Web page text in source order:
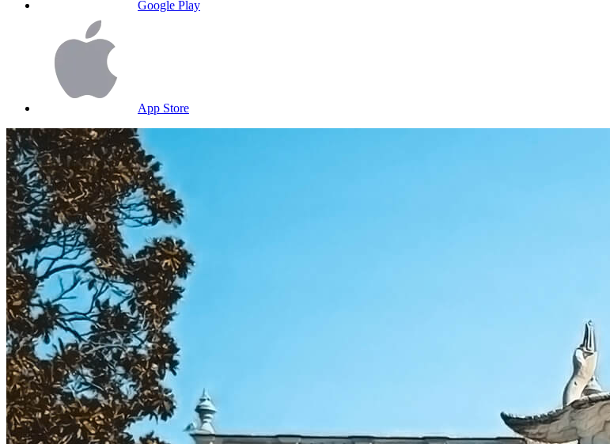
Google Play
App Store